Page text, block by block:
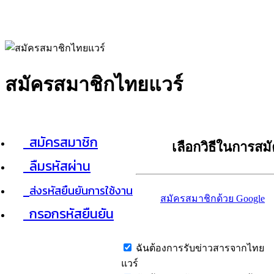
สมัครสมาชิกไทยแวร์
สมัครสมาชิก
ลืมรหัสผ่าน
ส่งรหัสยืนยันการใช้งาน
กรอกรหัสยืนยัน
เลือกวิธีในการส
สมัครสมาชิกด้วย Google
ฉันต้องการรับข่าวสารจากไทย
แวร์